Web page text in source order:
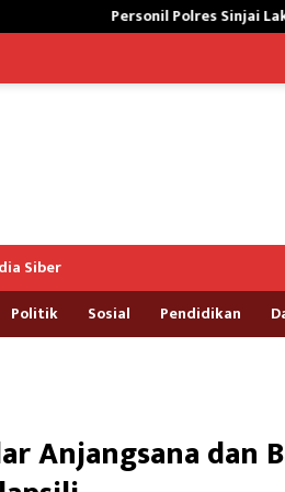
Polres Sinjai Laksanakan Korvei Usai
Siber
Politik Sosial Pendidikan
Anjangsana dan